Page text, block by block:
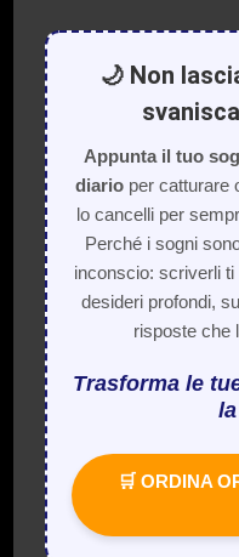
🌙 Non
Appunta il tuo
diarioper catturare
lo cancelli per
Perché i sogni
inconscio: scriverli
desideri profondi,
risposte che
Trasforma le
🛒 ORDINA